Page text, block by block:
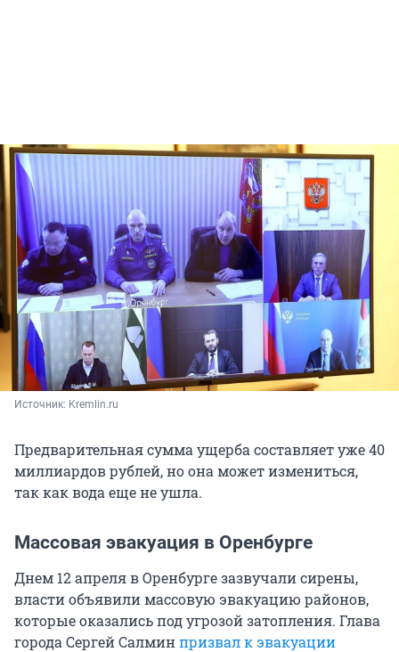
Источник: Kremlin.ru
Предварительная сумма ущерба составляет уже 40
миллиардов рублей, но она может измениться,
так как вода еще не ушла.
Массовая эвакуация в Оренбурге
Днем 12 апреля в Оренбурге зазвучали сирены,
власти объявили массовую эвакуацию районов,
которые оказались под угрозой затопления. Глава
города Сергей Салминпризвал к эвакуации